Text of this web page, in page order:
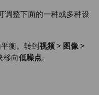
调整下面的一种或多种设
衡。转到视频 > 图像 >
移向低噪点。